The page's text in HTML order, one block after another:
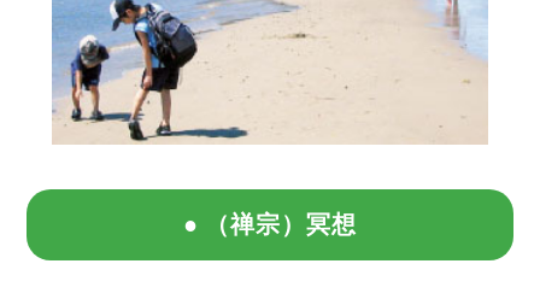
（禅宗）冥想